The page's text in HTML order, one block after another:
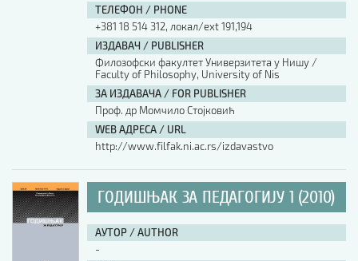
ТЕЛЕФОН / PHONE
+381 18 514 312, локал/ext 191,194
ИЗДАВАЧ / PUBLISHER
Филозофски факултет Универзитета у Нишу /
Faculty of Philosophy, University of Nis
ЗА ИЗДАВАЧА / FOR PUBLISHER
Проф. др Момчило Стојковић
WEB АДРЕСА / URL
http://www.filfak.ni.ac.rs/izdavastvo
ГОДИШЊАК ЗА ПЕДАГОГИЈУ 1 (2010)
АУТОР / AUTHOR
-